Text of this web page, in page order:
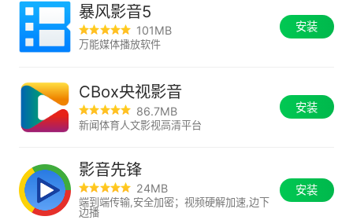
暴风影音5
101MB
万能媒体播放软件
安装
CBox央视影音
86.7MB
新闻体育人文影视高清平台
安装
影音先锋
24MB
端到端传输,安全加密；视频硬解加速,边下
边播
安装